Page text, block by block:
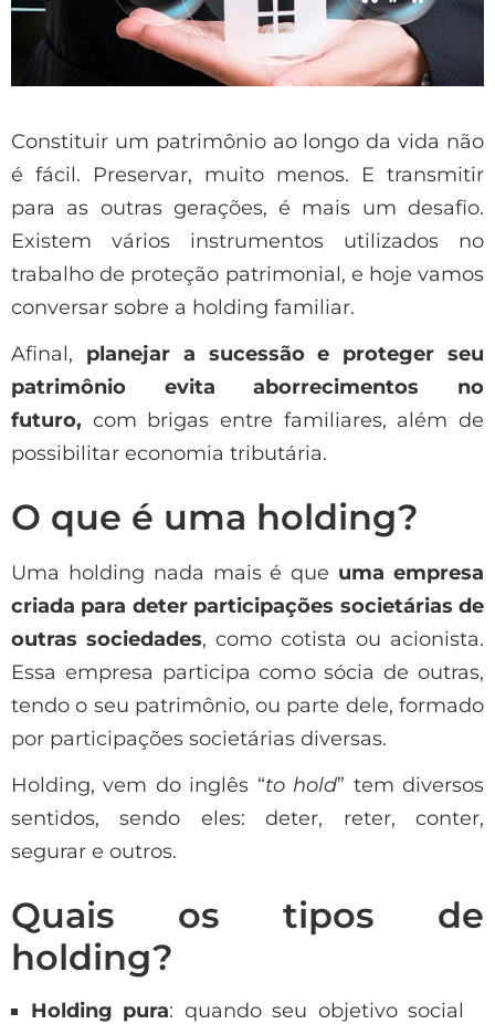
Constituir um patrimônio ao longo da vida não
é fácil. Preservar, muito menos. E transmitir
para as outras gerações, é mais um desafio.
Existem vários instrumentos utilizados no
trabalho de proteção patrimonial, e hoje vamos
conversar sobre a holding familiar.
Afinal, planejar a sucessão e proteger seu
patrimônio
evita aborrecimentos no
futuro, com brigas entre familiares, além de
possibilitar economia tributária.
O que é uma holding?
Uma holding nada mais é que uma empresa
criada para deter participações societárias de
outras sociedades, como cotista ou acionista.
Essa empresa participa como sócia de outras,
tendo o seu patrimônio, ou parte dele, formado
por participações societárias diversas.
Holding, vem do inglês “to hold” tem diversos
sentidos, sendo eles: deter, reter, conter,
segurar e outros.
Quais os tipos de
holding?
Holding pura: quando seu objetivo social